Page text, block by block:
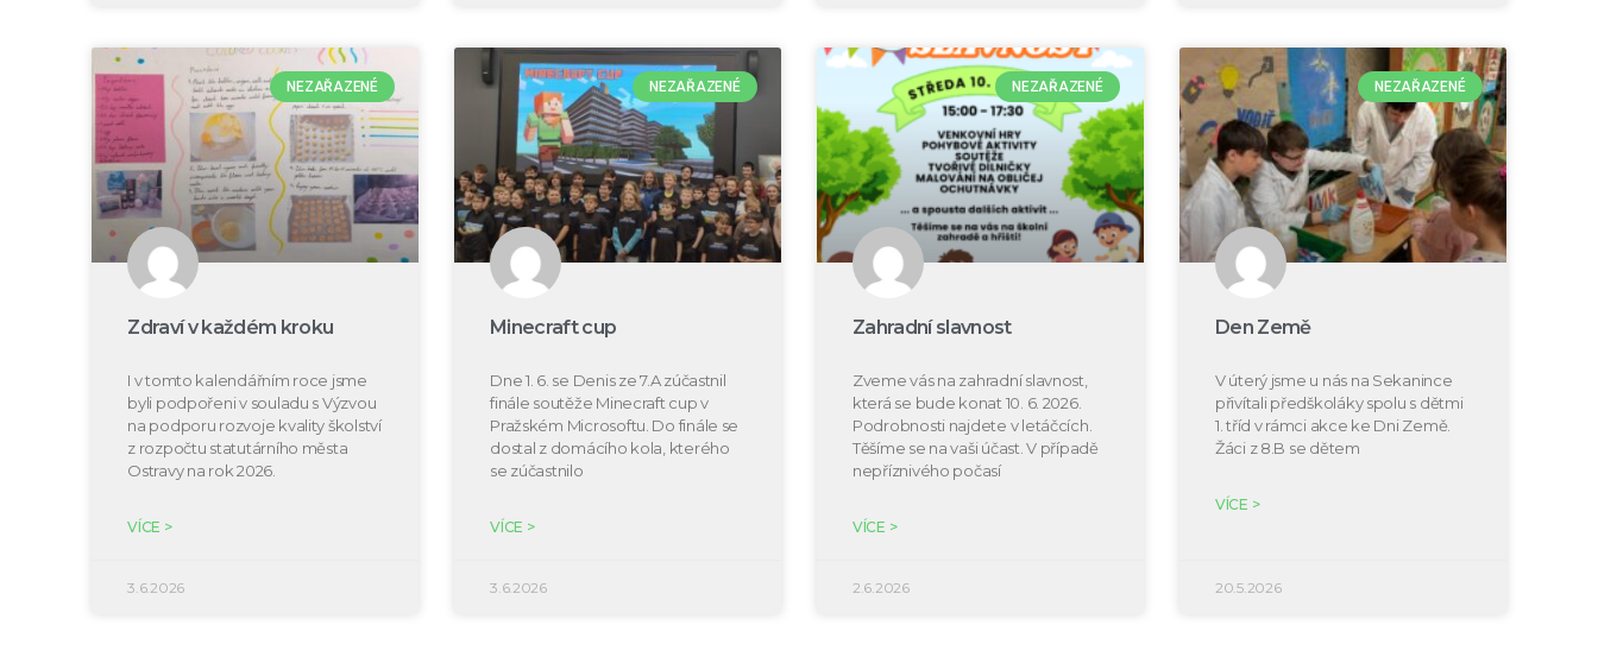
NEZAŘAZENÉ
Zdraví v každém kroku
I v tomto kalendářním roce jsme
byli podpořeni v souladu s Výzvou
na podporu rozvoje kvality školství
z rozpočtu statutárního města
Ostravy na rok 2026.
VÍCE >
3.6.2026
NEZAŘAZENÉ
Minecraft cup
Dne 1. 6. se Denis ze 7.A zúčastnil
finále soutěže Minecraft cup v
Pražském Microsoftu. Do finále se
dostal z domácího kola, kterého
se zúčastnilo
VÍCE >
3.6.2026
NEZAŘAZENÉ
Zahradní slavnost
Zveme vás na zahradní slavnost,
která se bude konat 10. 6. 2026.
Podrobnosti najdete v letáčcích.
Těšíme se na vaši účast. V případě
nepříznivého počasí
VÍCE >
2.6.2026
NEZAŘAZENÉ
Den Země
V úterý jsme u nás na Sekanince
přivítali předškoláky spolu s dětmi
1. tříd v rámci akce ke Dni Země.
Žáci z 8.B se dětem
VÍCE >
20.5.2026